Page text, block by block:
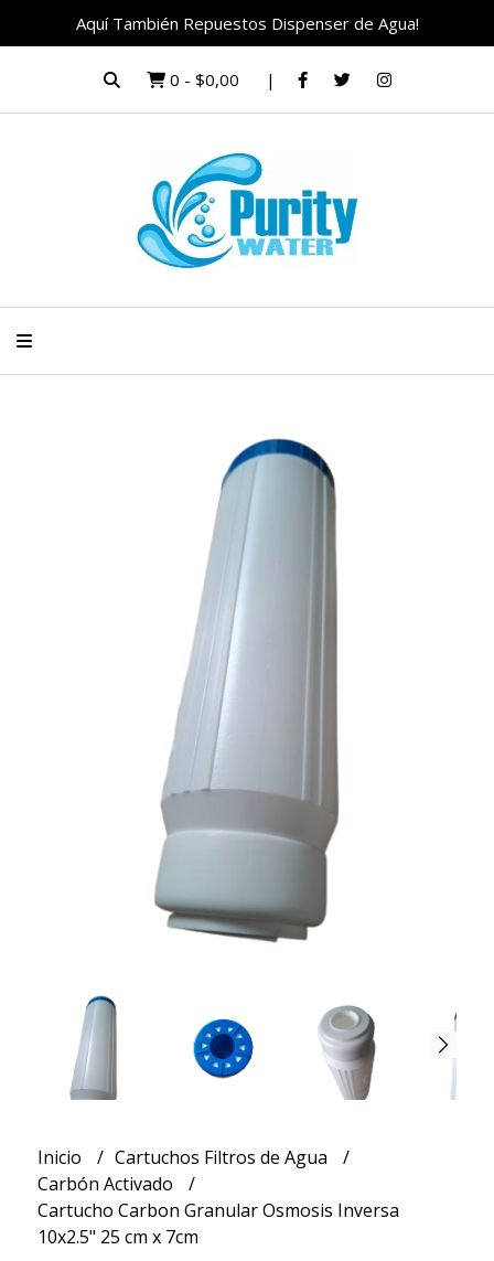
Aquí También Repuestos Dispenser de Agua!
0 - $0,00
Inicio
Cartuchos Filtros de Agua
Carbón Activado
Cartucho Carbon Granular Osmosis Inversa
10x2.5" 25 cm x 7cm